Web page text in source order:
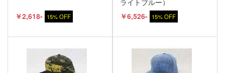
￥2,618- 15% OFF
ライトブルー）
￥6,526- 15% OFF